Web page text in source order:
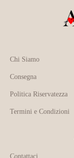
Chi Siamo
Consegna
Politica Riservatezza
Termini e Condizioni
Contattaci